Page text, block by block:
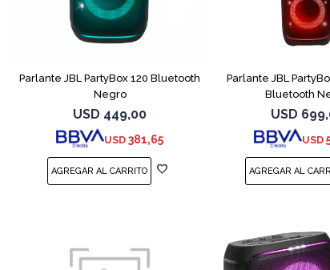
Parlante JBL PartyBox 120 Bluetooth
Negro
USD 449,00
USD 381,65
Parlante JBL
Bluetooth
USD
USD